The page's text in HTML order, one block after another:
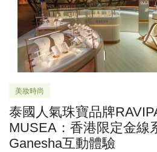
美妝時尚
泰國人氣珠寶品牌
MUSEA：香港限定金線
Ganesha互動體驗